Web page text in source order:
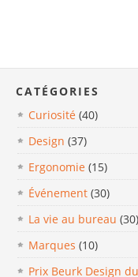
CATÉGORIES
Curiosité (40)
Design (37)
Ergonomie (15)
Événement (30)
La vie au bureau (30)
Marques (10)
Prix Beurk Design